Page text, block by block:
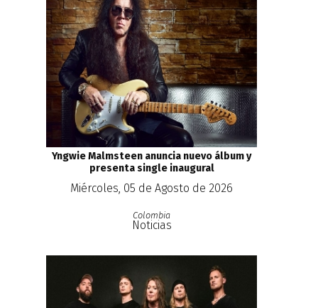
Yngwie Malmsteen anuncia nuevo álbum y
presenta single inaugural
Miércoles, 05 de Agosto de 2026
Colombia
Noticias